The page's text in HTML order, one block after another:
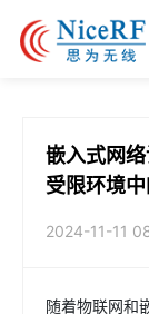
嵌入式网
受限环境
2024-11-11
随着物联网和